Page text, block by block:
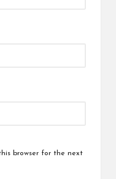
browser for the next